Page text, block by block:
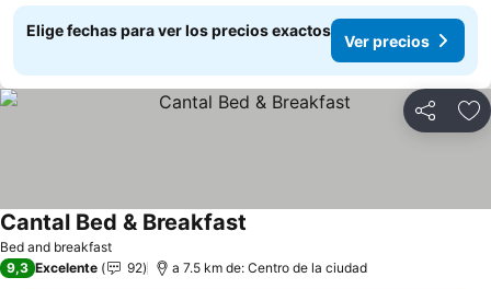
Elige fechas para ver los precios exactos
Ver precios
Compartir
Bed and breakfast
Cantal Bed & Breakfast
9,3 Excelente 92 a 7.5 km de: Centro de la ciudad